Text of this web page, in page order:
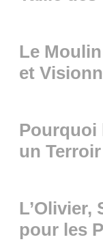
Le
et
Pourquoi
un
L’Olivier,
pour les